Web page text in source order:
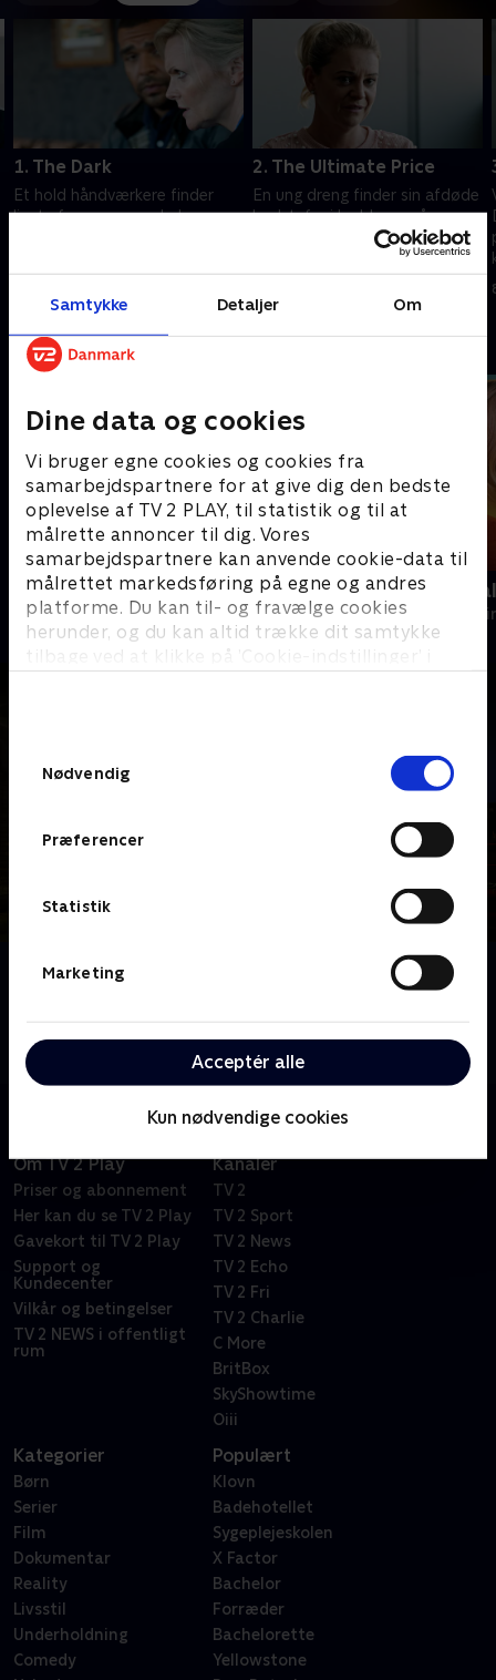
Samtykke Detaljer Om
Dine data og cookies
Vi bruger egne cookies og cookies fra
samarbejdspartnere for at give dig den bedste
oplevelse af TV 2 PLAY, til statistik og til at
målrette annoncer til dig. Vores
samarbejdspartnere kan anvende cookie-data til
målrettet markedsføring på egne og andres
platforme. Du kan til- og fravælge cookies
herunder, og du kan altid trække dit samtykke
tilbage ved at klikke på ’Cookie-indstillinger’ i
Nødvendig
Præferencer
Statistik
Marketing
Acceptér alle
Kun nødvendige cookies
1. The Dark
Et hold håndværkere finder
liget af en ung mand, der er
2. The Ultimate Price
En ung dreng finder sin afdøde
bedstefar i kælderen på en
Andre så også
The Hunting Party
Krimi & Spænding • 2 sæsoner
Mord på
Krimi &
Om London Kills
hårdeste elitestyrke af kriminalbetjente.
Om TV 2 Play
Priser og abonnement
Her kan du se TV 2 Play
Gavekort til TV 2 Play
Support og
Kundecenter
Vilkår og betingelser
TV 2 NEWS i offentligt
rum
Kanaler
TV 2
TV 2 Sport
TV 2 News
TV 2 Echo
TV 2 Fri
TV 2 Charlie
C More
BritBox
SkyShowtime
Oiii
Kategorier
Børn
Serier
Film
Dokumentar
Reality
Livsstil
Underholdning
Comedy
Populært
Klovn
Badehotellet
Sygeplejeskolen
X Factor
Bachelor
Forræder
Bachelorette
Yellowstone